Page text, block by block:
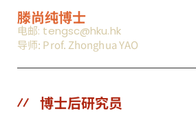
滕尚纯博士
电邮: tengsc@hku.hk
导师: Prof. Zhonghua YAO
博士后研究员